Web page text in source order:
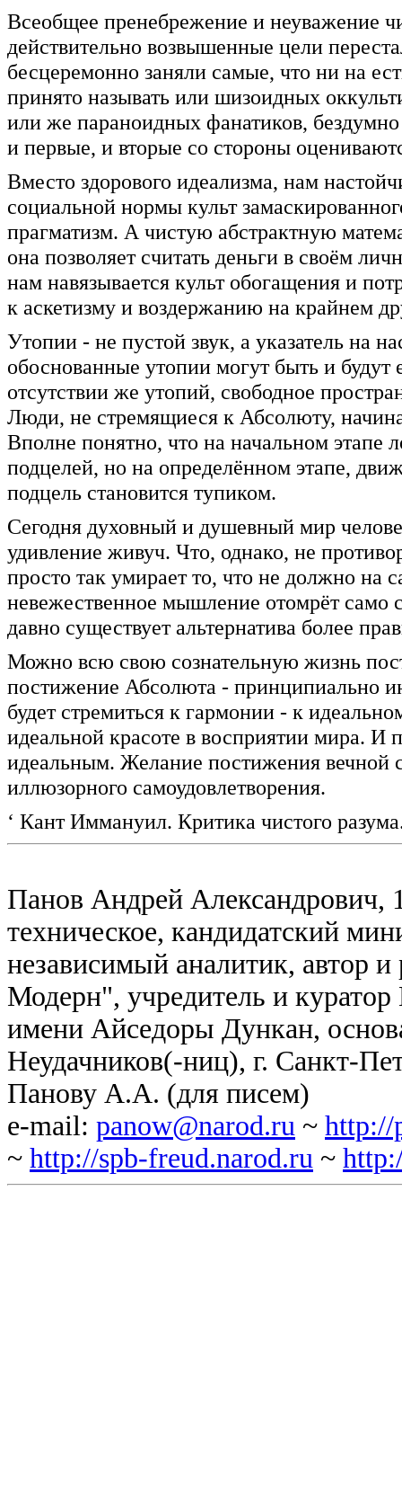
Всеобщее пренебрежение и неуважение
действительно возвышенные цели
бесцеремонно заняли самые, что ни на
принято называть или шизоидных
или же параноидных фанатиков,
и первые, и вторые со стороны
Вместо здорового идеализма, нам
социальной нормы культ
прагматизм. А чистую абстрактную
она позволяет считать деньги в своём
нам навязывается культ обогащения и
к аскетизму и воздержанию на крайнем
Утопии - не пустой звук, а указатель на
обоснованные утопии могут быть и
отсутствии же утопий, свободное
Люди, не стремящиеся к Абсолюту,
Вполне понятно, что на начальном этапе
подцелей, но на определённом этапе,
подцель становится тупиком.
Сегодня духовный и душевный мир
удивление живуч. Что, однако, не
просто так умирает то, что не должно на
невежественное мышление отомрёт само
давно существует альтернатива более
Можно всю свою сознательную жизнь
постижение Абсолюта - принципиально
будет стремиться к гармонии - к
идеальной красоте в восприятии мира. И
идеальным. Желание постижения вечной
иллюзорного самоудовлетворения.
‘ Кант Иммануил. Критика чистого
Панов Андрей Александрович,
техническое, кандидатский
независимый аналитик, автор
Модерн", учредитель и
имени Айседоры Дункан,
Неудачников(-ниц), г. Санкт-
Панову А.А. (для писем)
e-mail: panow@narod.ru ~ http://
~ http://spb-freud.narod.ru ~